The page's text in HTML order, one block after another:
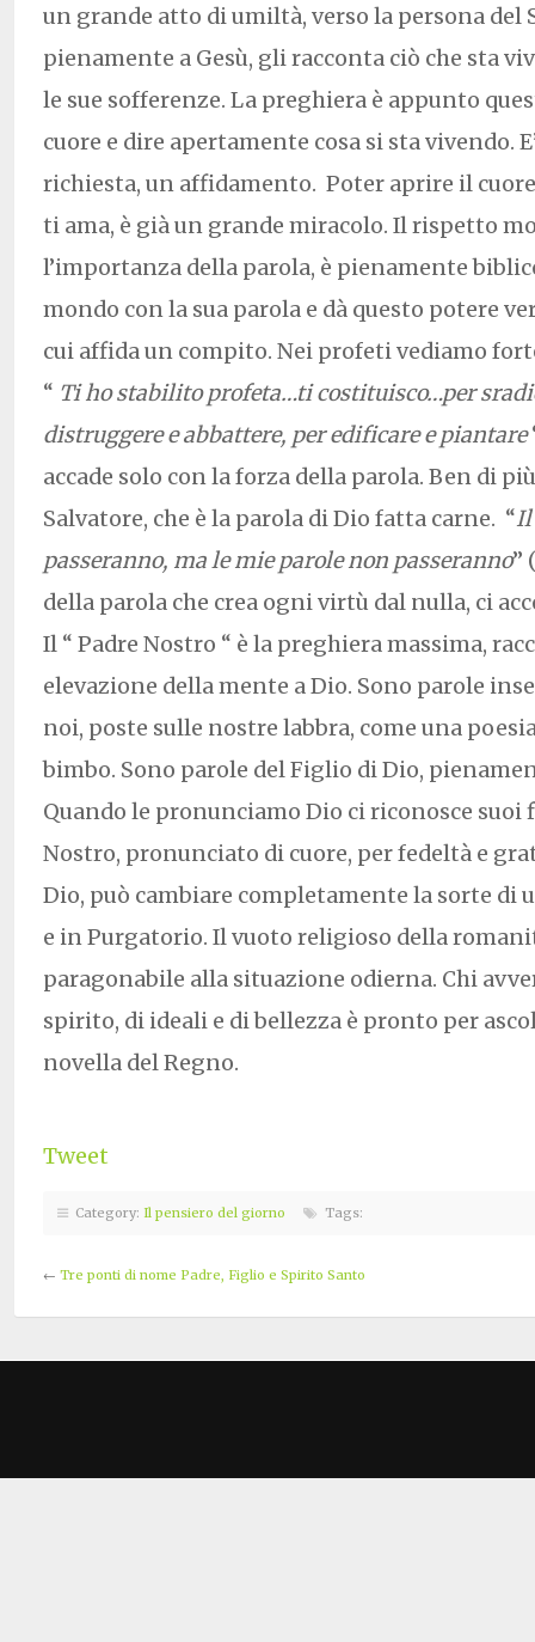
un grande atto di umiltà, verso la persona del
pienamente a Gesù, gli racconta ciò che sta
le sue sofferenze. La preghiera è appunto
cuore e dire apertamente cosa si sta vivendo.
richiesta, un affidamento. Poter aprire il
ti ama, è già un grande miracolo. Il rispetto
l’importanza della parola, è pienamente
mondo con la sua parola e dà questo potere
cui affida un compito. Nei profeti vediamo
“ Ti ho stabilito profeta…ti costituisco…per
distruggere e abbattere, per edificare e piantare
accade solo con la forza della parola. Ben di
Salvatore, che è la parola di Dio fatta carne. “Il
passeranno, ma le mie parole non passeranno”
della parola che crea ogni virtù dal nulla, ci
Il “ Padre Nostro “ è la preghiera massima,
elevazione della mente a Dio. Sono parole
noi, poste sulle nostre labbra, come una
bimbo. Sono parole del Figlio di Dio,
Quando le pronunciamo Dio ci riconosce suoi
Nostro, pronunciato di cuore, per fedeltà e
Dio, può cambiare completamente la sorte di
e in Purgatorio. Il vuoto religioso della
paragonabile alla situazione odierna. Chi
spirito, di ideali e di bellezza è pronto per
novella del Regno.
Tweet
Category: Il pensiero del giorno Tags:
← Tre ponti di nome Padre, Figlio e Spirito Santo